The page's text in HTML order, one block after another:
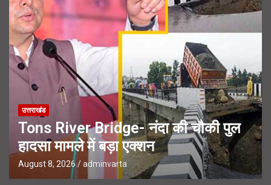
उत्तराखंड
Tons River Bridge- नंदा की चौकी पुल
हादसा मामले में बड़ा एक्शन
August 8, 2026 adminvarta